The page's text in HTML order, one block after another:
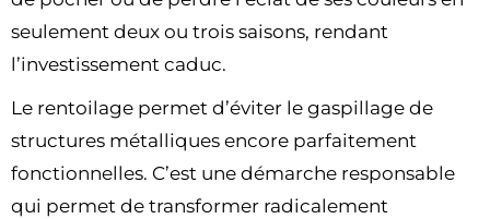
seulement deux ou trois saisons, rendant
l’investissement caduc.
Le rentoilage permet d’éviter le gaspillage de
structures métalliques encore parfaitement
fonctionnelles. C’est une démarche responsable
qui permet de transformer radicalement